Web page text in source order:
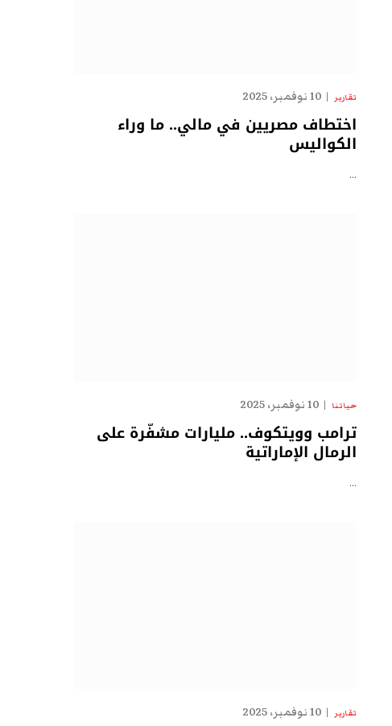
تقارير 10 نوفمبر، 2025
اختطاف مصريين في مالي.. ما وراء
الكواليس
…
حياتنا 10 نوفمبر، 2025
ترامب وويتكوف.. مليارات مشفّرة على
الرمال الإماراتية
…
تقارير 10 نوفمبر، 2025